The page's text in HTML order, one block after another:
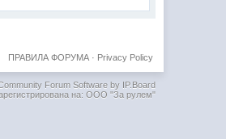
Privacy Policy
ПРАВИЛА ФОРУМА·
Forum Software by IP.Board
на: ООО "За рулем"